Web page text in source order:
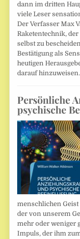
dann im dritten
viele Leser
Der Verfasser Max
Raketentechnik,
selbst zu
Bestätigung als
heutigen
darauf
Persönliche
psychische
menschlichen Geist
der von unserem
mehr oder weniger
Impuls, der ihm